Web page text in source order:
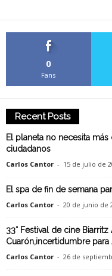
0
Fans
Recent Posts
El planeta no necesita
ciudadanos
Carlos Cantor - 15 de julio de
El spa de fin de semana
Carlos Cantor - 20 de junio de
33° Festival de cine
Cuarón,incertidumbre para
Carlos Cantor - 26 de